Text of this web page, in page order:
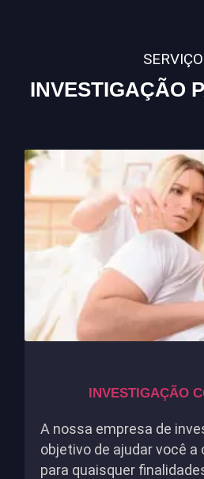
INVESTIGAÇÃO
INVESTIGAÇÃO
A nossa empresa de
objetivo de ajudar você a
para quaisquer